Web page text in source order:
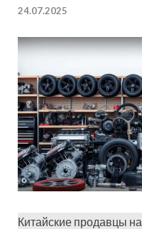
24.07.2025
Китайские продавцы